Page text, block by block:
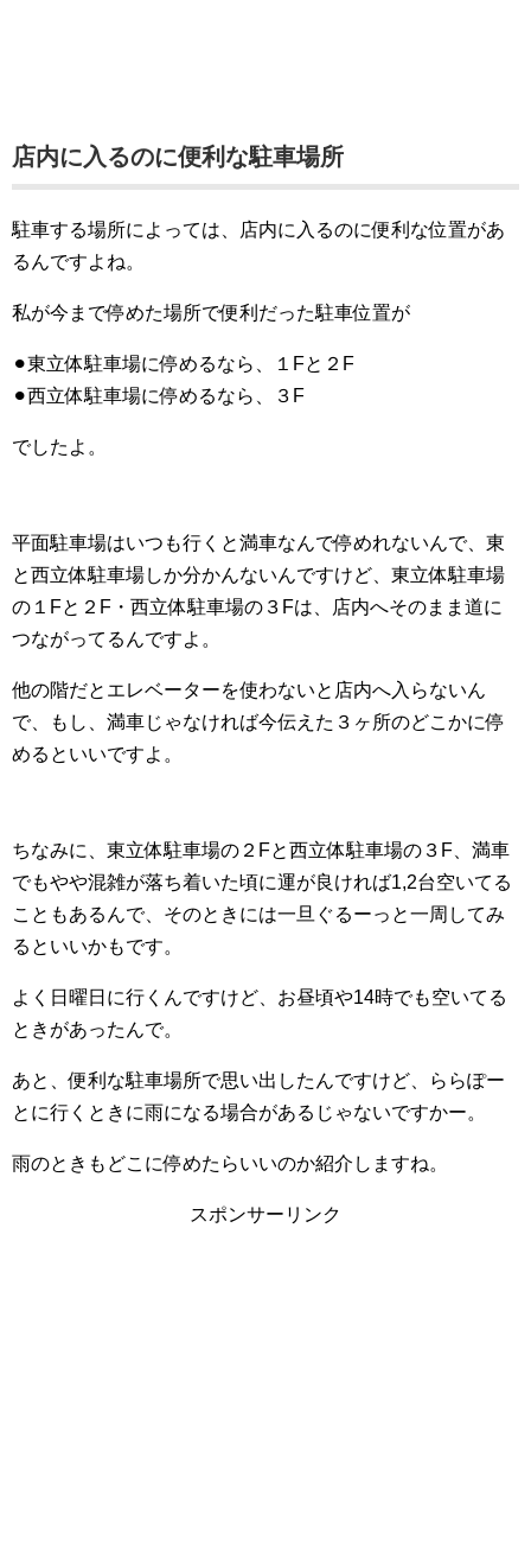
店内に入るのに便利な駐車場所
駐車する場所によっては、店内に入るのに便利な位置があ
るんですよね。
私が今まで停めた場所で便利だった駐車位置が
⚫︎東立体駐車場に停めるなら、１Fと２F
⚫︎西立体駐車場に停めるなら、３F
でしたよ。
平面駐車場はいつも行くと満車なんで停めれないんで、東
と西立体駐車場しか分かんないんですけど、東立体駐車場
の１Fと２F・西立体駐車場の３Fは、店内へそのまま道に
つながってるんですよ。
他の階だとエレベーターを使わないと店内へ入らないん
で、もし、満車じゃなければ今伝えた３ヶ所のどこかに停
めるといいですよ。
ちなみに、東立体駐車場の２Fと西立体駐車場の３F、満車
でもやや混雑が落ち着いた頃に運が良ければ1,2台空いてる
こともあるんで、そのときには一旦ぐるーっと一周してみ
るといいかもです。
よく日曜日に行くんですけど、お昼頃や14時でも空いてる
ときがあったんで。
あと、便利な駐車場所で思い出したんですけど、ららぽー
とに行くときに雨になる場合があるじゃないですかー。
雨のときもどこに停めたらいいのか紹介しますね。
スポンサーリンク